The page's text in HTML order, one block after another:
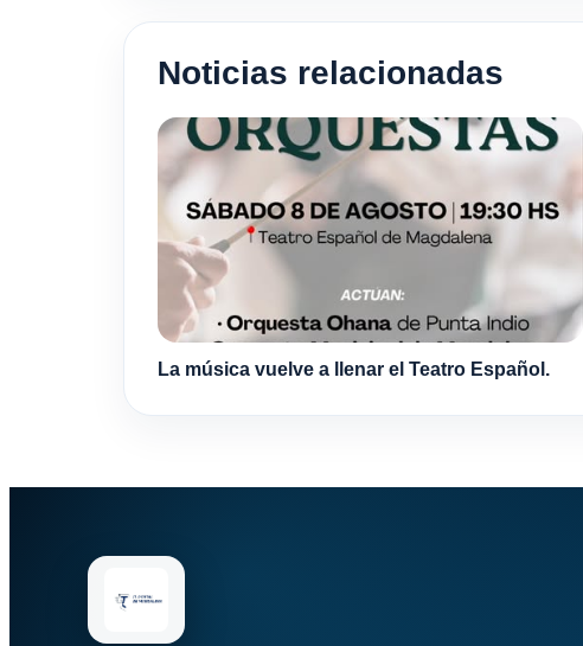
Noticias relacionadas
La música vuelve a llenar el Teatro Español.